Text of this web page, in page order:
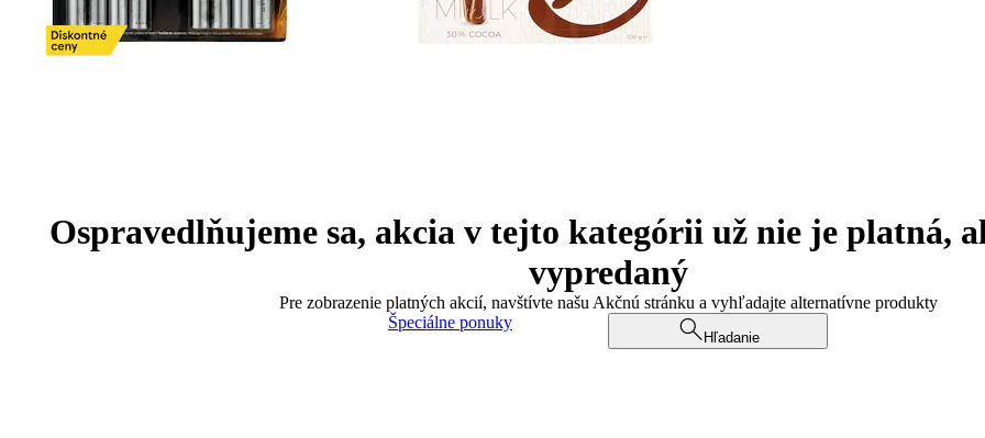
Ospravedlňujeme sa, akcia v tejto kategórii už nie je platná,
vypredaný
Pre zobrazenie platných akcií, navštívte našu Akčnú stránku a vyhľadajte alternatívne produkty
Špeciálne ponuky
Hľadanie